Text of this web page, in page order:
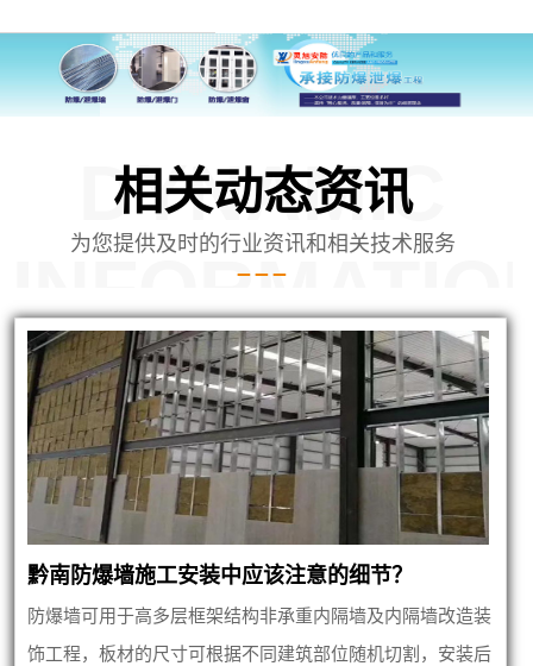
相关动态资讯
DYNAMIC
为您提供及时的行业资讯和相关技术服务
黔南防爆墙施工安装中应该注意的细节？
防爆墙可用于高多层框架结构非承重内隔墙及内隔墙改造装
饰工程，板材的尺寸可根据不同建筑部位随机切割，安装后